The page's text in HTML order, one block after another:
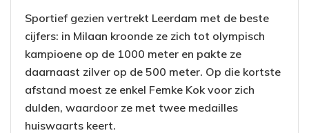
Sportief gezien vertrekt Leerdam met de beste
cijfers: in Milaan kroonde ze zich tot olympisch
kampioene op de 1000 meter en pakte ze
daarnaast zilver op de 500 meter. Op die kortste
afstand moest ze enkel Femke Kok voor zich
dulden, waardoor ze met twee medailles
huiswaarts keert.